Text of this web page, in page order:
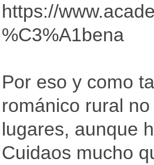
https://
%C3%A1bena
Por eso y como
románico rural
lugares, aunque
Cuidaos mucho